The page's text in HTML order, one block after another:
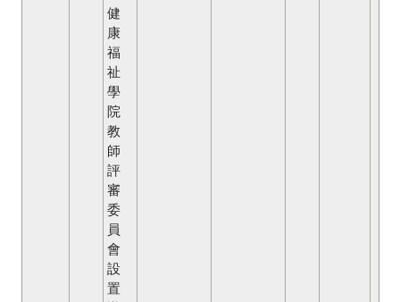
健
康
福
祉
學
院
教
師
評
審
委
員
會
設
置